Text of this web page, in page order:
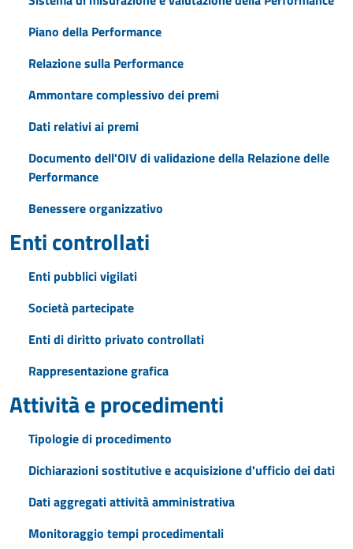
Piano della Performance
Relazione sulla Performance
Ammontare complessivo dei premi
Dati relativi ai premi
Documento dell'OIV di validazione della Relazione delle
Performance
Benessere organizzativo
Enti controllati
Enti pubblici vigilati
Società partecipate
Enti di diritto privato controllati
Rappresentazione grafica
Attività e procedimenti
Tipologie di procedimento
Dichiarazioni sostitutive e acquisizione d'ufficio dei dati
Dati aggregati attività amministrativa
Monitoraggio tempi procedimentali